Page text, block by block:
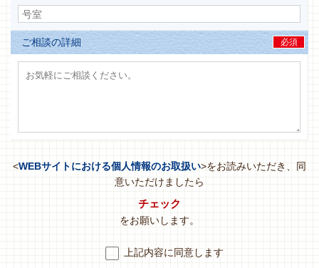
ご相談の詳細 必須
<WEBサイトにおける個人情報のお取扱い>をお読みいただき、同
意いただけましたら
チェック
をお願いします。
上記内容に同意します